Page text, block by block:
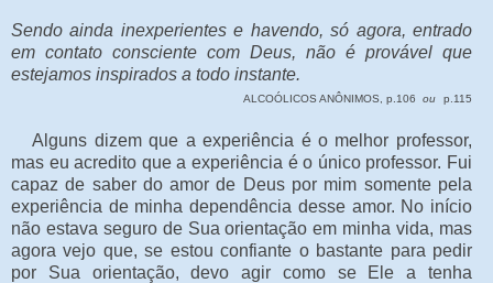
Sendo ainda inexperientes e havendo, só agora, entrado
em contato consciente com Deus, não é provável que
estejamos inspirados a todo instante.
ALCOÓLICOS ANÔNIMOS, p.106 ou p.115
Alguns dizem que a experiência é o melhor professor,
mas eu acredito que a experiência é o único professor. Fui
capaz de saber do amor de Deus por mim somente pela
experiência de minha dependência desse amor. No início
não estava seguro de Sua orientação em minha vida, mas
agora vejo que, se estou confiante o bastante para pedir
por Sua orientação, devo agir como se Ele a tenha